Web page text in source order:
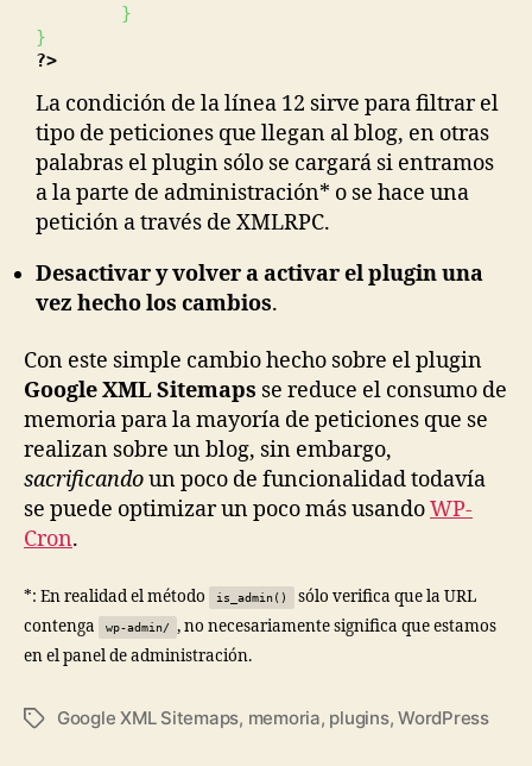
}
}
?>
La condición de la línea 12 sirve para filtrar el
tipo de peticiones que llegan al blog, en otras
palabras el plugin sólo se cargará si entramos
a la parte de administración* o se hace una
petición a través de XMLRPC.
Desactivar y volver a activar el plugin una
vez hecho los cambios.
Con este simple cambio hecho sobre el plugin
Google XML Sitemaps se reduce el consumo de
memoria para la mayoría de peticiones que se
realizan sobre un blog, sin embargo,
sacrificandoun poco de funcionalidad todavía
se puede optimizar un poco más usandoWP-
Cron.
*: En realidad el método is_admin()
sólo verifica que la URL
contenga
wp-admin/
, no necesariamente significa que estamos
en el panel de administración.
TagsGoogle XML Sitemaps, memoria, plugins,WordPress